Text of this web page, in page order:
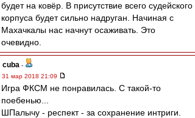
будет на ковёр. В присутствие всего судейского
корпуса будет сильно надруган. Начиная с
Махачкалы нас начнут осаживать. Это
очевидно.
cuba -
31 мар 2018 21:09
Игра ФКСМ не понравилась. С такой-то
поебенью...
ШПалычу - респект - за сохранение интриги.